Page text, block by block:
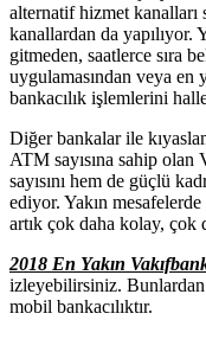
alternatif hizmet kanalları
kanallardan da yapılıyor.
gitmeden, saatlerce sıra
uygulamasından veya en
bankacılık işlemlerini
Diğer bankalar ile
ATM sayısına sahip
sayısını hem de güçlü
ediyor. Yakın
artık çok daha kolay, çok
2018 En Yakın
izleyebilirsiniz.
mobil bankacılıktır.